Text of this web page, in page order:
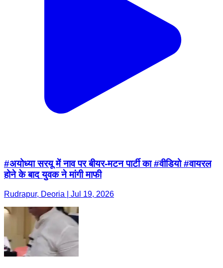
#अयोध्या सरयू में नाव पर बीयर-मटन पार्टी का #वीडियो #वायरल
होने के बाद युवक ने मांगी माफी
Rudrapur, Deoria | Jul 19, 2026